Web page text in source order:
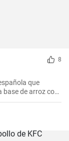
8
que
base de arroz con
llena de
tiene su propia
versión más